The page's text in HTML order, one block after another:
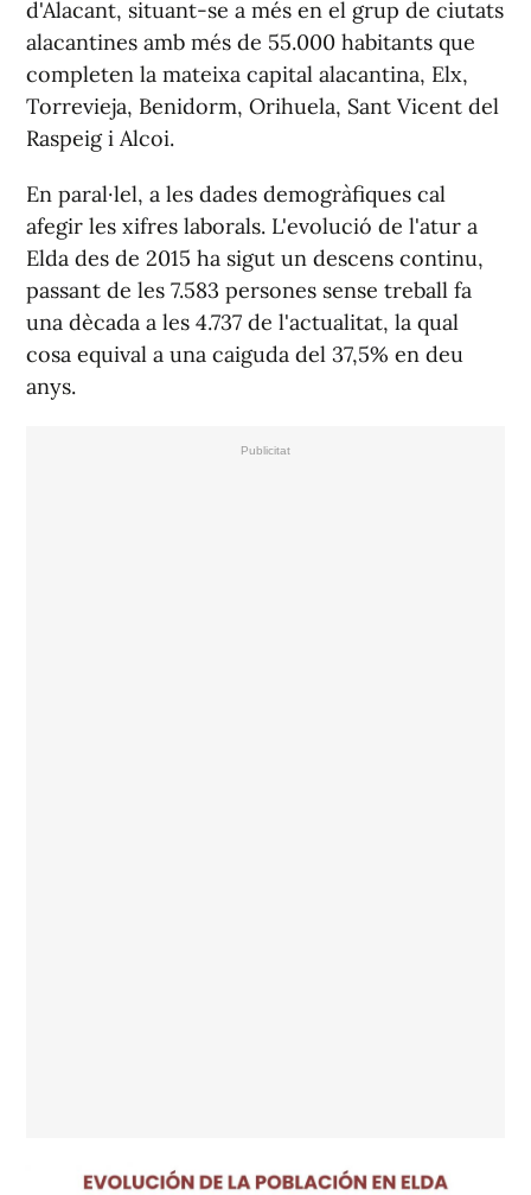
d'Alacant, situant-se a més en el grup de ciutats
alacantines amb més de 55.000 habitants que
completen la mateixa capital alacantina, Elx,
Torrevieja, Benidorm, Orihuela, Sant Vicent del
Raspeig i Alcoi.
En paral·lel, a les dades demogràfiques cal
afegir les xifres laborals. L'evolució de l'atur a
Elda des de 2015 ha sigut un descens continu,
passant de les 7.583 persones sense treball fa
una dècada a les 4.737 de l'actualitat, la qual
cosa equival a una caiguda del 37,5% en deu
anys.